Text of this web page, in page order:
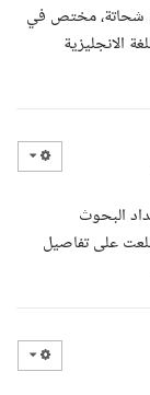
شحاتة، مختص في
الانجليزية
البحوث
على تفاصيل